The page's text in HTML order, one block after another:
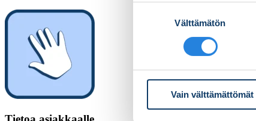
Välttämätön
Vain välttämättömät